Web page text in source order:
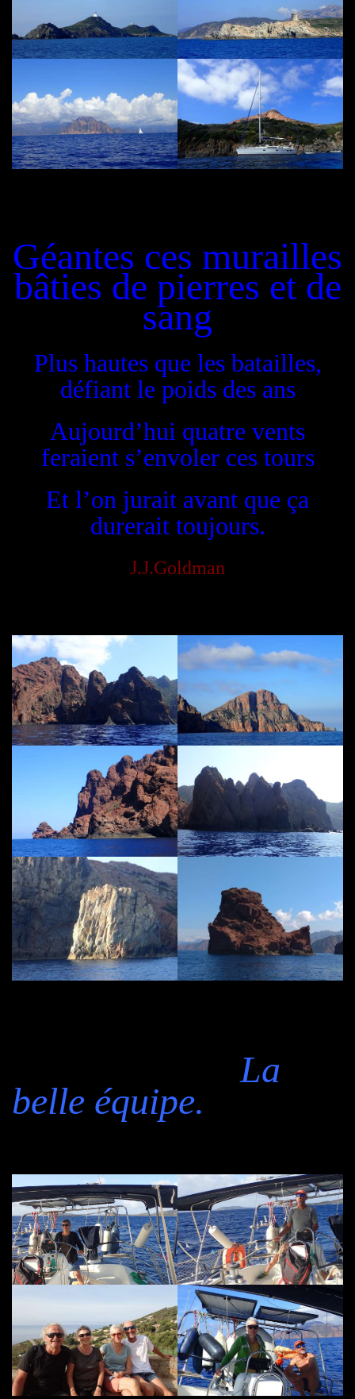
Géantes ces murailles
bâties de pierres et de
sang
Plus hautes que les batailles,
défiant le poids des ans
Aujourd’hui quatre vents
feraient s’envoler ces tours
Et l’on jurait avant que ça
durerait toujours.
J.J.Goldman
La
belle équipe.